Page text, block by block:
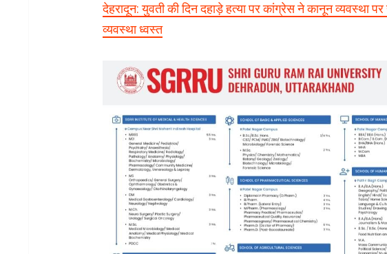
देहरादून: युवती की दिन दहाड़े हत्या पर कांग्रेस ने कानून व्यवस्था
व्यवस्था ध्वस्त